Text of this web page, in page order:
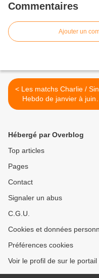
Commentaires
Ajouter un
< Les matchs Charlie / Siné
Hebdo de janvier à juin
2009
Hébergé par Overblog
Top articles
Pages
Contact
Signaler un abus
C.G.U.
Cookies et données
Préférences cookies
Voir le profil de sur le portail